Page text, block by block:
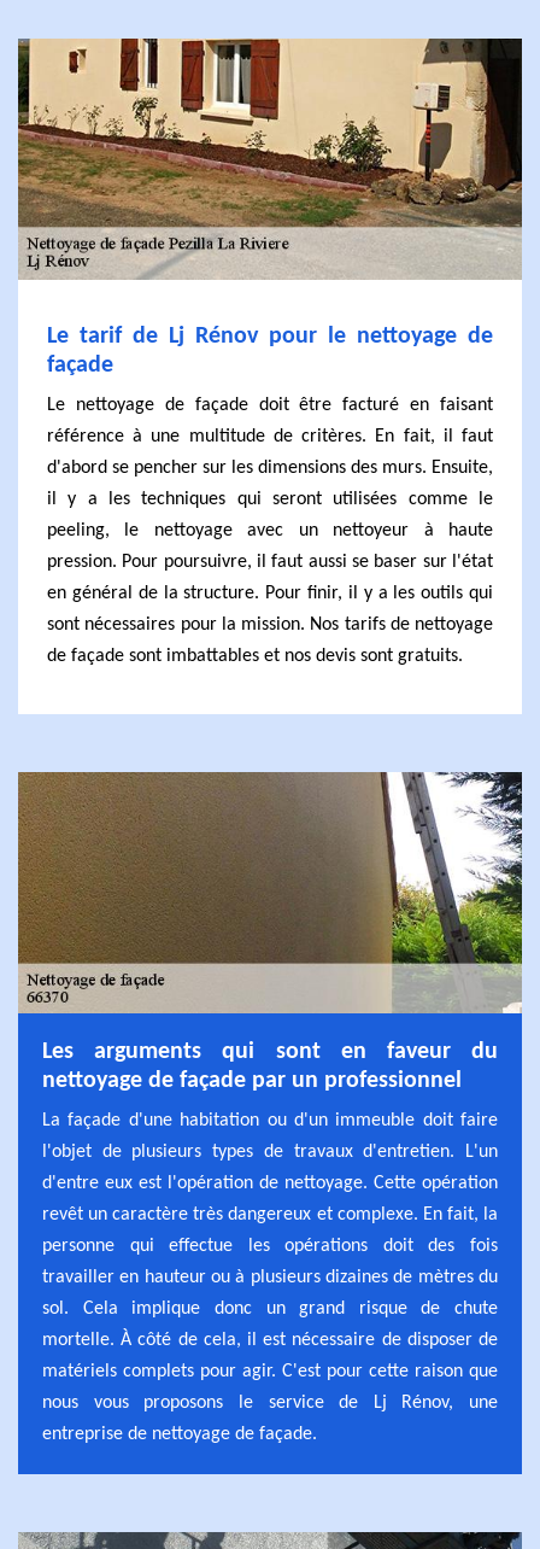
Le tarif de Lj Rénov pour le nettoyage de
façade
Le nettoyage de façade doit être facturé en faisant
référence à une multitude de critères. En fait, il faut
d'abord se pencher sur les dimensions des murs. Ensuite,
il y a les techniques qui seront utilisées comme le
peeling, le nettoyage avec un nettoyeur à haute
pression. Pour poursuivre, il faut aussi se baser sur l'état
en général de la structure. Pour finir, il y a les outils qui
sont nécessaires pour la mission. Nos tarifs de nettoyage
de façade sont imbattables et nos devis sont gratuits.
Les arguments qui sont en faveur du
nettoyage de façade par un professionnel
La façade d'une habitation ou d'un immeuble doit faire
l'objet de plusieurs types de travaux d'entretien. L'un
d'entre eux est l'opération de nettoyage. Cette opération
revêt un caractère très dangereux et complexe. En fait, la
personne qui effectue les opérations doit des fois
travailler en hauteur ou à plusieurs dizaines de mètres du
sol. Cela implique donc un grand risque de chute
mortelle. À côté de cela, il est nécessaire de disposer de
matériels complets pour agir. C'est pour cette raison que
nous vous proposons le service de Lj Rénov, une
entreprise de nettoyage de façade.